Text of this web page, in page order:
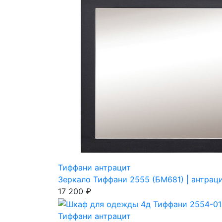
Тиффани антрацит
Зеркало Тиффани 2555 (БМ681) |
17 200 ₽
Тиффани антрацит